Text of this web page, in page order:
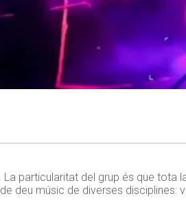
particularitat del grup és que tota
deu músic de diverses disciplines: